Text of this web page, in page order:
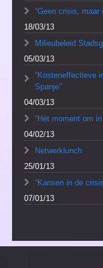
“Geen crisis, maar
18/03/13
Milieubeleid
05/03/13
“Kosteneffectieve
Spanje”
04/03/13
“Hét moment om
04/02/13
Netwerklunch
25/01/13
“Kansen in de
07/01/13